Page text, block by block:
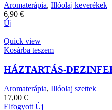
Aromaterápia, Illóolaj keverékek
6,90 €
Új
Quick view
Kosárba teszem
HÁZTARTÁS-
Aromaterápia, Illóolaj szettek
17,00 €
Elfogyott Új